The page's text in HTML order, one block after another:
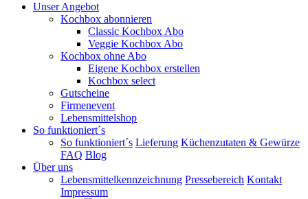
Unser Angebot
Kochbox abonnieren
Classic Kochbox Abo
Veggie Kochbox Abo
Kochbox ohne Abo
Eigene Kochbox erstellen
Kochbox select
Gutscheine
Firmenevent
Lebensmittelshop
So funktioniert´s
So funktioniert´s Lieferung Küchenzutaten & Gewürze
FAQ Blog
Über uns
Lebensmittelkennzeichnung Pressebereich Kontakt
Impressum